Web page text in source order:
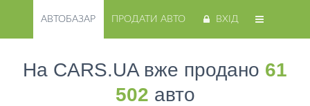
АВТОБАЗАР ПРОДАТИ АВТО ВХІД
На CARS.UA вже продано 61
502 авто